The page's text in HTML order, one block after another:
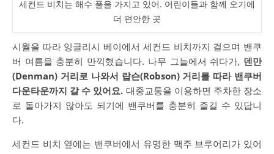
세컨드 비치는 해수 풀을 가지고 있어. 어린이들과 함께 오기에
더 편안한 곳
시월을 따라 잉글리시 베이에서 세컨드 비치까지 걸으며 밴쿠
버 여름을 충분히 만끽했습니다. 나무 그늘에서 쉬다가, 덴만
(Denman) 거리로 나와서 랍슨(Robson) 거리를 따라 밴쿠버
다운타운까지 갈 수 있어요. 대중교통을 이용하면 주차한 장소
로 돌아가지 않아도 되기에 밴쿠버를 충분히 즐길 수 있답니
다.
세컨드 비치 옆에는 밴쿠버에서 유명한 맥주 브루어리가 있어